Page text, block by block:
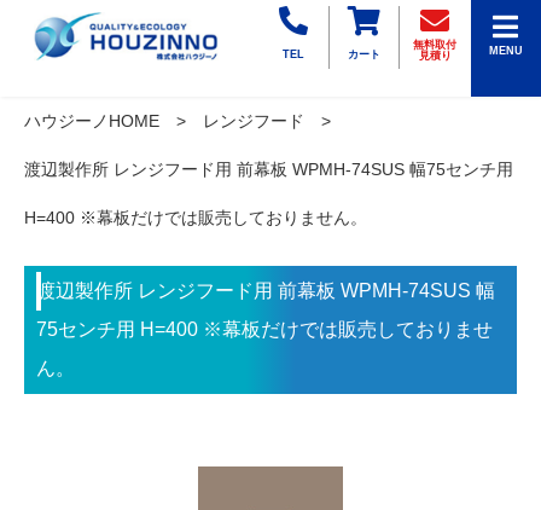
TEL カート
無料取付
見積り
MENU
ハウジーノHOME レンジフード
渡辺製作所 レンジフード用 前幕板 WPMH-74SUS 幅75センチ用
H=400 ※幕板だけでは販売しておりません。
渡辺製作所 レンジフード用 前幕板 WPMH-74SUS 幅
75センチ用 H=400 ※幕板だけでは販売しておりませ
ん。